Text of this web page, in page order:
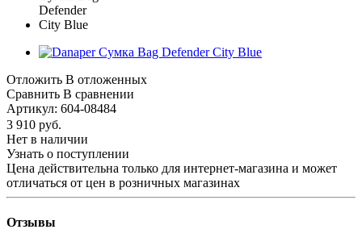
Отложить В отложенных
Сравнить В сравнении
Артикул: 604-08484
3 910 руб.
Нет в наличии
Узнать о поступлении
Цена действительна только для интернет-магазина и может
отличаться от цен в розничных магазинах
Отзывы